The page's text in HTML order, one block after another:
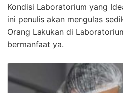
Kondisi Laboratorium yang
ini penulis akan mengulas
Orang Lakukan di
bermanfaat ya.